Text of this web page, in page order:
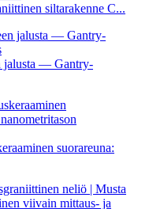
siltarakenne C...
jalusta — Gantry-
suorareuna: